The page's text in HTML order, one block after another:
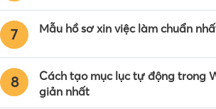
7 Mẫu hồ sơ xin việc làm chuẩn
8
Cách tạo mục lục tự động trong
giản nhất